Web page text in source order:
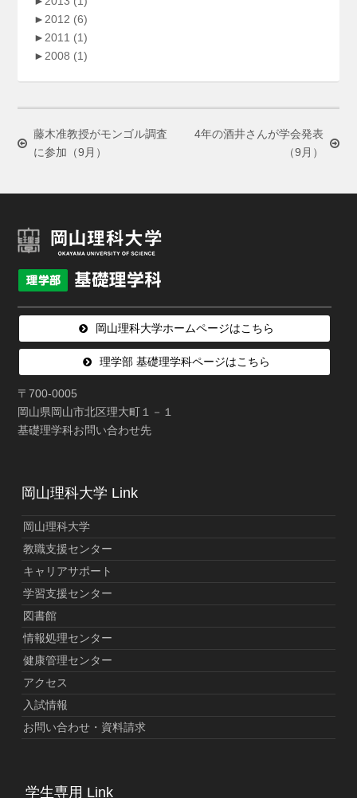
► 2012 (6)
► 2011 (1)
► 2008 (1)
藤木准教授がモンゴル調査
に参加（9月）
4年の酒井さんが学会発表
（9月）
岡山理科大学ホームページはこちら
理学部 基礎理学科ページはこちら
〒700-0005
岡山県岡山市北区理大町１－１
基礎理学科お問い合わせ先
岡山理科大学 Link
岡山理科大学
教職支援センター
キャリアサポート
学習支援センター
図書館
情報処理センター
健康管理センター
アクセス
入試情報
お問い合わせ・資料請求
学生専用 Link